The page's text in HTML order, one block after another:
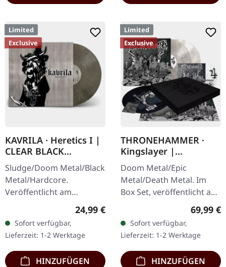
Limited
Exclusive
KAVRILA · Heretics I |
CLEAR BLACK
MARBLED LP
Sludge/Doom Metal/Black
Metal/Hardcore.
Veröffentlicht am
30.05.2025, auf Supreme
Clear/Schwarz
marmoriertes Vinyl mit
schwarzen und…
Regulärer Preis:
24,99 €
Sofort verfügbar,
Lieferzeit: 1-2 Werktage
HINZUFÜGEN
Limited
Exclusive
THRONEHAMMER ·
Kingslayer |
EXCLUSIVE BOX SET
Doom Metal/Epic
Metal/Death Metal. Im
Box Set, veröffentlicht am
24.11.2023, auf Supreme
Chaos Records. Schwere
Holzbox mit speziellem
Schwarz in…
69,99 €
Sofort verfügbar,
Lieferzeit: 1-2 Werktage
HINZUFÜGEN